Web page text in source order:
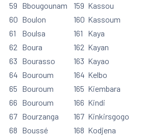
59
60
61
62
63
64
65
66
67
68
Bbougounam
Boulon
Boulsa
Boura
Bourasso
Bouroum
Bouroum
Bouroum
Bourzanga
Boussé
159
160
161
162
163
164
165
166
167
168
Kassou
Kassoum
Kaya
Kayan
Kayao
Kelbo
Kiembara
Kindi
Kinkirsgogo
Kodjena